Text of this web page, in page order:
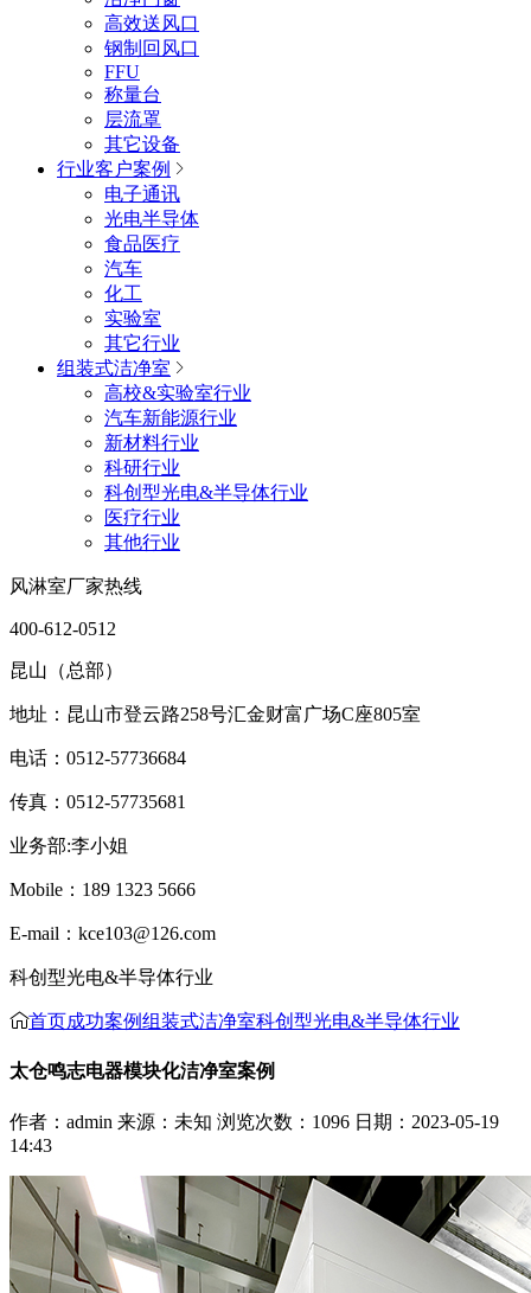
高效送风口
钢制回风口
FFU
称量台
层流罩
其它设备
行业客户案例
电子通讯
光电半导体
食品医疗
汽车
化工
实验室
其它行业
组装式洁净室
高校&实验室行业
汽车新能源行业
新材料行业
科研行业
科创型光电&半导体行业
医疗行业
其他行业
风淋室厂家热线
400-612-0512
昆山（总部）
地址：昆山市登云路258号汇金财富广场C座805室
电话：0512-57736684
传真：0512-57735681
业务部:李小姐
Mobile：189 1323 5666
E-mail：kce103@126.com
科创型光电&半导体行业
首页成功案例组装式洁净室科创型光电&半导体行业
太仓鸣志电器模块化洁净室案例
作者：admin 来源：未知 浏览次数： 1096 日期：2023-05-19
14:43